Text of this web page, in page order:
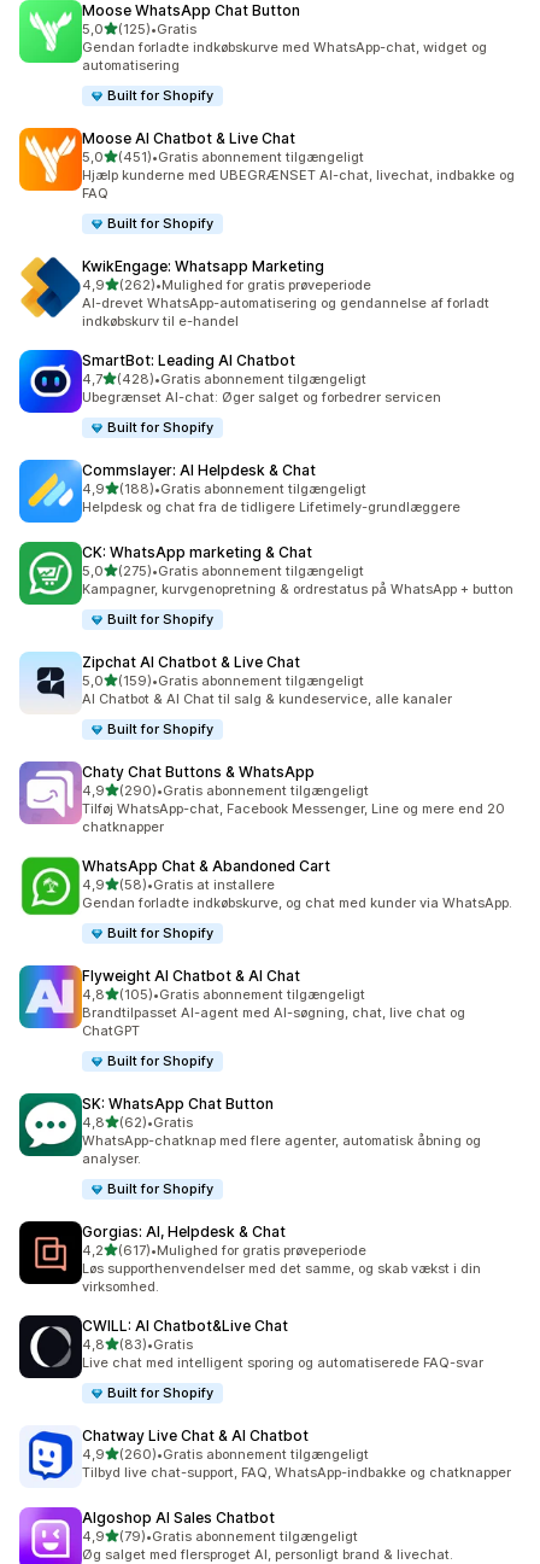
Moose WhatsApp Chat Button
5,0ud af 5 stjerner
(125)
125 anmeldelser i alt
•Gratis
Gendan forladte indkøbskurve med WhatsApp-chat, widget og
automatisering
Built for Shopify
Moose AI Chatbot & Live Chat
5,0ud af 5 stjerner
(451)
451 anmeldelser i alt
•Gratis abonnement tilgængeligt
Hjælp kunderne med UBEGRÆNSET AI-chat, livechat, indbakke og
FAQ
Built for Shopify
KwikEngage: Whatsapp Marketing
4,9ud af 5 stjerner
(262)
262 anmeldelser i alt
•Mulighed for gratis prøveperiode
AI-drevet WhatsApp-automatisering og gendannelse af forladt
indkøbskurv til e-handel
SmartBot: Leading AI Chatbot
4,7ud af 5 stjerner
(428)
428 anmeldelser i alt
•Gratis abonnement tilgængeligt
Ubegrænset AI-chat: Øger salget og forbedrer servicen
Built for Shopify
Commslayer: AI Helpdesk & Chat
4,9ud af 5 stjerner
(188)
188 anmeldelser i alt
•Gratis abonnement tilgængeligt
Helpdesk og chat fra de tidligere Lifetimely-grundlæggere
CK: WhatsApp marketing & Chat
5,0ud af 5 stjerner
(275)
275 anmeldelser i alt
•Gratis abonnement tilgængeligt
Kampagner, kurvgenopretning & ordrestatus på WhatsApp + button
Built for Shopify
Zipchat AI Chatbot & Live Chat
5,0ud af 5 stjerner
(159)
159 anmeldelser i alt
•Gratis abonnement tilgængeligt
AI Chatbot & AI Chat til salg & kundeservice, alle kanaler
Built for Shopify
Chaty Chat Buttons & WhatsApp
4,9ud af 5 stjerner
(290)
290 anmeldelser i alt
•Gratis abonnement tilgængeligt
Tilføj WhatsApp-chat, Facebook Messenger, Line og mere end 20
chatknapper
WhatsApp Chat & Abandoned Cart
4,9ud af 5 stjerner
(58)
58 anmeldelser i alt
•Gratis at installere
Gendan forladte indkøbskurve, og chat med kunder via WhatsApp.
Built for Shopify
Flyweight AI Chatbot & AI Chat
4,8ud af 5 stjerner
(105)
105 anmeldelser i alt
•Gratis abonnement tilgængeligt
Brandtilpasset AI-agent med AI-søgning, chat, live chat og
ChatGPT
Built for Shopify
SK: WhatsApp Chat Button
4,8ud af 5 stjerner
(62)
62 anmeldelser i alt
•Gratis
WhatsApp-chatknap med flere agenter, automatisk åbning og
analyser.
Built for Shopify
Gorgias: AI, Helpdesk & Chat
4,2ud af 5 stjerner
(617)
617 anmeldelser i alt
•Mulighed for gratis prøveperiode
Løs supporthenvendelser med det samme, og skab vækst i din
virksomhed.
CWILL: AI Chatbot&Live Chat
4,8ud af 5 stjerner
(83)
83 anmeldelser i alt
•Gratis
Live chat med intelligent sporing og automatiserede FAQ-svar
Built for Shopify
Chatway Live Chat & AI Chatbot
4,9ud af 5 stjerner
(260)
260 anmeldelser i alt
•Gratis abonnement tilgængeligt
Tilbyd live chat-support, FAQ, WhatsApp-indbakke og chatknapper
Algoshop AI Sales Chatbot
4,9ud af 5 stjerner
(79)
79 anmeldelser i alt
•Gratis abonnement tilgængeligt
Øg salget med flersproget AI, personligt brand & livechat.